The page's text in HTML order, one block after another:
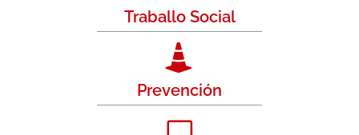
Traballo Social
Prevención